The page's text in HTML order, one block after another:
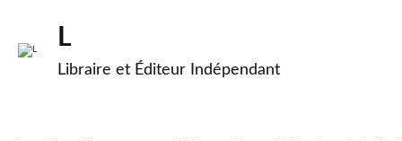
L
Libraire et Éditeur Indépendant